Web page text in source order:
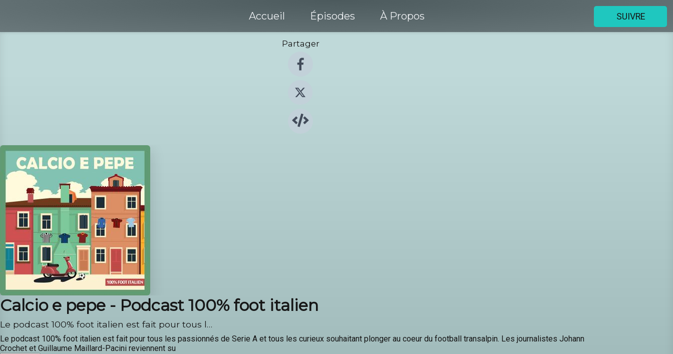
Accueil Épisodes À Propos SUIVRE
Partager
Calcio e pepe - Podcast 100% foot italien
Le podcast 100% foot italien est fait pour tous l…
Le podcast 100% foot italien est fait pour tous les passionnés de Serie A et tous les curieux souhaitant plonger au coeur du football transalpin. Les journalistes Johann
Crochet et Guillaume Maillard-Pacini reviennent su